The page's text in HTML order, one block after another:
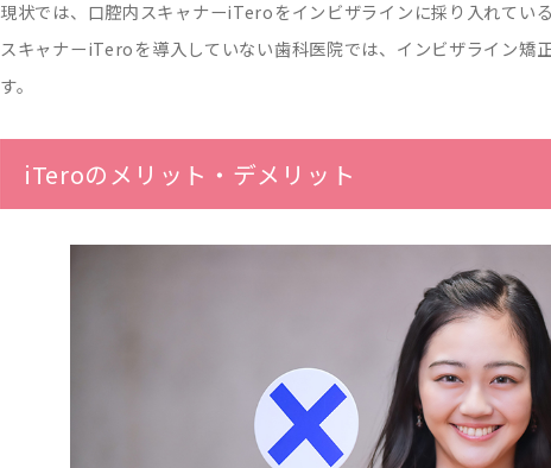
現状では、口腔内スキャナーiTeroをインビザラインに採り入れてい
スキャナーiTeroを導入していない歯科医院では、インビザライン矯
す。
iTeroのメリット・デメリット